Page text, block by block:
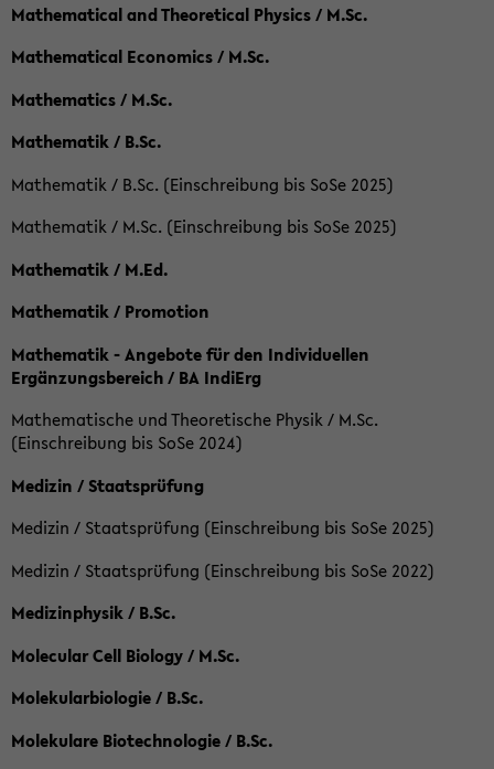
Mathematical and Theoretical Physics / M.Sc.
Mathematical Economics / M.Sc.
Mathematics / M.Sc.
Mathematik / B.Sc.
Mathematik / B.Sc. (Einschreibung bis SoSe 2025)
Mathematik / M.Sc. (Einschreibung bis SoSe 2025)
Mathematik / M.Ed.
Mathematik / Promotion
Mathematik - Angebote für den Individuellen
Ergänzungsbereich / BA IndiErg
Mathematische und Theoretische Physik / M.Sc.
(Einschreibung bis SoSe 2024)
Medizin / Staatsprüfung
Medizin / Staatsprüfung (Einschreibung bis SoSe 2025)
Medizin / Staatsprüfung (Einschreibung bis SoSe 2022)
Medizinphysik / B.Sc.
Molecular Cell Biology / M.Sc.
Molekularbiologie / B.Sc.
Molekulare Biotechnologie / B.Sc.